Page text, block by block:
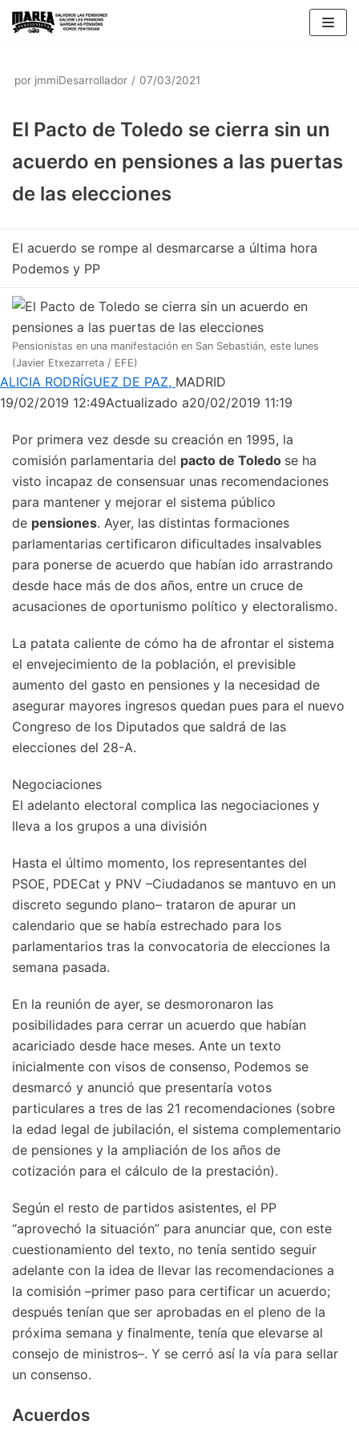
Saltar
por jmmiDesarrollador 07/03/2021
El Pacto de Toledo se cierra sin un
acuerdo en pensiones a las puertas
de las elecciones
El acuerdo se rompe al desmarcarse a última hora
Podemos y PP
Pensionistas en una manifestación en San Sebastián, este lunes
(Javier Etxezarreta / EFE)
ALICIA RODRÍGUEZ DE PAZ, MADRID
19/02/2019 12:49Actualizado a20/02/2019 11:19
Por primera vez desde su creación en 1995, la
comisión parlamentaria del pacto de Toledo se ha
visto incapaz de consensuar unas recomendaciones
para mantener y mejorar el sistema público
de pensiones. Ayer, las distintas formaciones
parlamentarias certificaron dificultades insalvables
para ponerse de acuerdo que habían ido arrastrando
desde hace más de dos años, entre un cruce de
acusaciones de oportunismo político y electoralismo.
La patata caliente de cómo ha de afrontar el sistema
el envejecimiento de la población, el previsible
aumento del gasto en pensiones y la necesidad de
asegurar mayores ingresos quedan pues para el nuevo
Congreso de los Diputados que saldrá de las
elecciones del 28-A.
Negociaciones
El adelanto electoral complica las negociaciones y
lleva a los grupos a una división
Hasta el último momento, los representantes del
PSOE, PDECat y PNV –Ciudadanos se mantuvo en un
discreto segundo plano– trataron de apurar un
calendario que se había estrechado para los
parlamentarios tras la convocatoria de elecciones la
semana pasada.
En la reunión de ayer, se desmoronaron las
posibilidades para cerrar un acuerdo que habían
acariciado desde hace meses. Ante un texto
inicialmente con visos de consenso, Podemos se
desmarcó y anunció que presentaría votos
particulares a tres de las 21 recomendaciones (sobre
la edad legal de jubilación, el sistema complementario
de pensiones y la ampliación de los años de
cotización para el cálculo de la prestación).
Según el resto de partidos asistentes, el PP
“aprovechó la situación” para anunciar que, con este
cuestionamiento del texto, no tenía sentido seguir
adelante con la idea de llevar las recomendaciones a
la comisión –primer paso para certificar un acuerdo;
después tenían que ser aprobadas en el pleno de la
próxima semana y finalmente, tenía que elevarse al
consejo de ministros–. Y se cerró así la vía para sellar
un consenso.
Acuerdos